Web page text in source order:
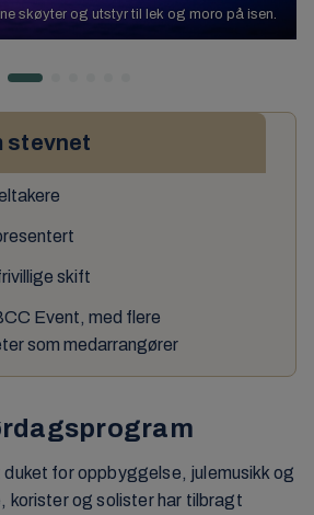
skøyter og utstyr til lek og moro på isen.
stevnet
skift
Event, med flere
som medarrangører
for oppbyggelse, julemusikk og
korister og solister har tilbragt